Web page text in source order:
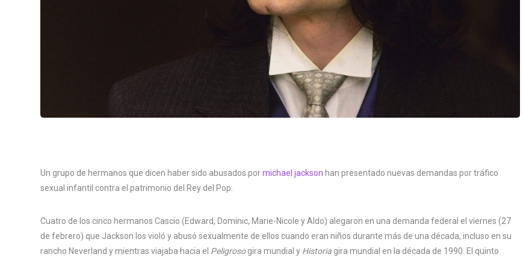
Un grupo de hermanos que dicen haber sido abusados ​​pormichael jackson han presentado nuevas demandas por tráfico
sexual infantil contra el patrimonio del Rey del Pop.
Cuatro de los cinco hermanos Cascio (Edward, Dominic, Marie-Nicole y Aldo) alegaron en una demanda federal el viernes (27
de febrero) que Jackson los violó y abusó sexualmente de ellos cuando eran niños durante más de una década, incluso en su
rancho Neverland y mientras viajaba hacia el Peligrosogira mundial y Historia gira mundial en la década de 1990. El quinto